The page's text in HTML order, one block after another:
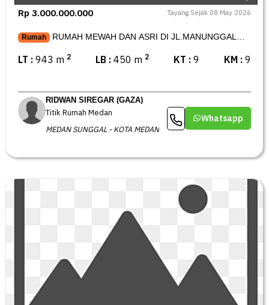
Rp 3.000.000.000 Tayang Sejak 08 May 2026
Rumah
LT : 943 m 2 LB : 450 m 2 KT : 9 KM : 9
RIDWAN SIREGAR (GAZA)
Titik Rumah Medan
MEDAN SUNGGAL - KOTA MEDAN
Whatsapp